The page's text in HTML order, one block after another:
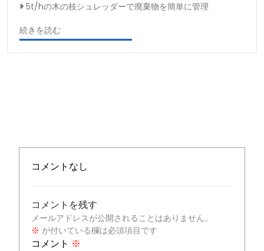
5t/hの木の枝シュレッダーで廃棄物を簡単に管理
続きを読む
コメントなし
コメントを残す
メールアドレスが公開されることはありません。
※ が付いている欄は必須項目です
コメント ※